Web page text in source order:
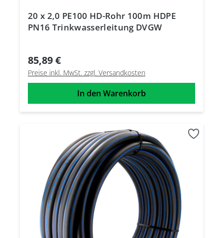
20 x 2,0 PE100 HD-Rohr 100m HDPE
PN16 Trinkwasserleitung DVGW
85,89 €
Preise inkl. MwSt. zzgl. Versandkosten
In den Warenkorb